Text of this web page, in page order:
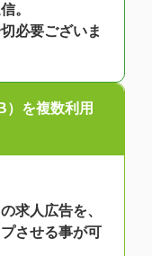
。
必要ございま
）を複数利用
求人広告を、
させる事が可